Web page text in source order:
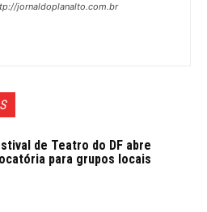
jornaldoplanalto.com.br
de Teatro do DF abre
para grupos locais